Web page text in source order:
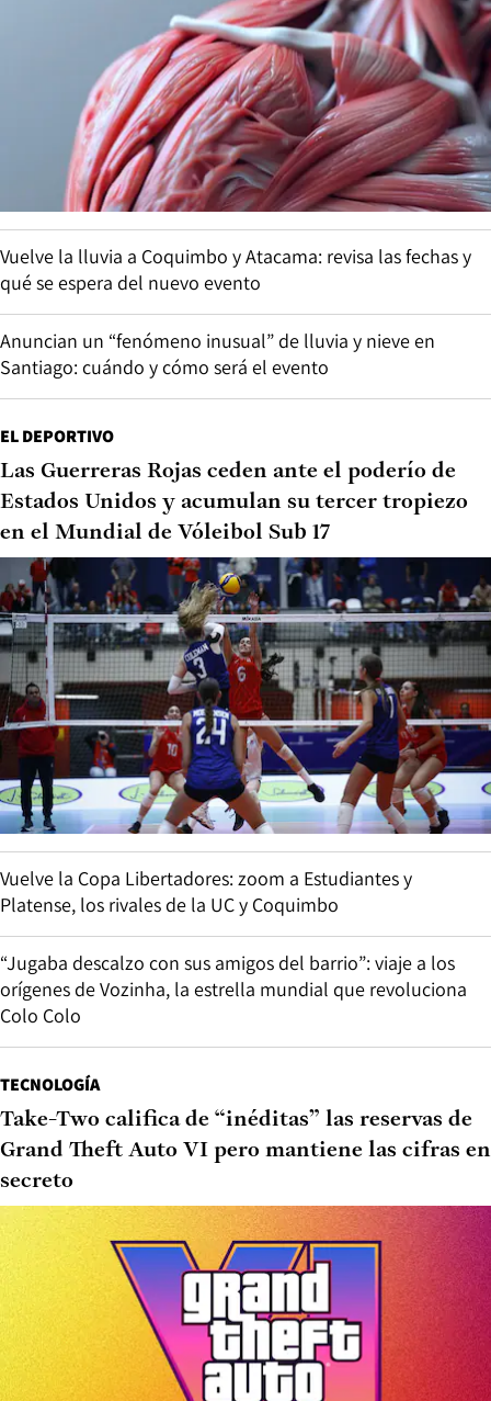
Vuelve la lluvia a Coquimbo y Atacama: revisa las fechas y
qué se espera del nuevo evento
Anuncian un “fenómeno inusual” de lluvia y nieve en
Santiago: cuándo y cómo será el evento
EL DEPORTIVO
Las Guerreras Rojas ceden ante el poderío de
Estados Unidos y acumulan su tercer tropiezo
en el Mundial de Vóleibol Sub 17
Vuelve la Copa Libertadores: zoom a Estudiantes y
Platense, los rivales de la UC y Coquimbo
“Jugaba descalzo con sus amigos del barrio”: viaje a los
orígenes de Vozinha, la estrella mundial que revoluciona
Colo Colo
TECNOLOGÍA
Take-Two califica de “inéditas” las reservas de
Grand Theft Auto VI pero mantiene las cifras en
secreto